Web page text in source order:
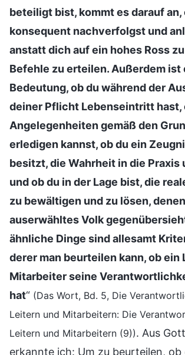
beteiligt bist, kommt es darauf an,
konsequent nachverfolgst und
anstatt dich auf ein hohes Ross
Befehle zu erteilen. Außerdem ist
Bedeutung, ob du während der
deiner Pflicht Lebenseintritt hast,
Angelegenheiten gemäß den
erledigen kannst, ob du ein
besitzt, die Wahrheit in die Praxis
und ob du in der Lage bist, die
zu bewältigen und zu lösen,
auserwähltes Volk
ähnliche Dinge sind allesamt
derer man beurteilen kann, ob ein
Mitarbeiter seine
hat“ (Das Wort, Bd. 5, Die
Leitern und Mitarbeitern: Die
Leitern und Mitarbeitern (9)). Aus
erkannte ich: Um zu beurteilen, ob